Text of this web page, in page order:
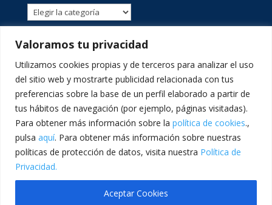
Valoramos tu privacidad
Utilizamos cookies propias y de terceros para analizar el uso
del sitio web y mostrarte publicidad relacionada con tus
preferencias sobre la base de un perfil elaborado a partir de
tus hábitos de navegación (por ejemplo, páginas visitadas).
Para obtener más información sobre la política de cookies.,
pulsa aquí. Para obtener más información sobre nuestras
políticas de protección de datos, visita nuestra Política de
Privacidad.
Aceptar Cookies
Categorías
C/ Sant Lluís Beltrán, 8 · 46980 · Paterna, València ·
Telf: 961365540 · comunicacion@lasallevp.es